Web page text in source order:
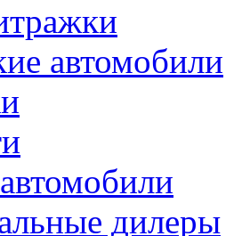
автомобили
дилеры